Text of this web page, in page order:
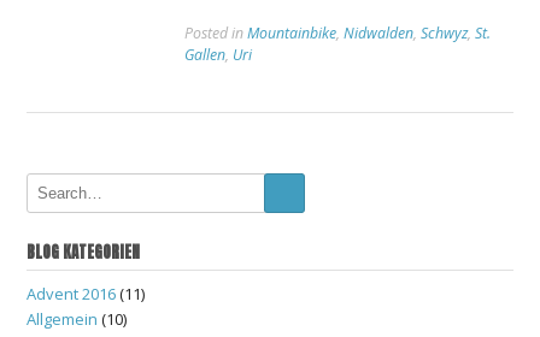
Posted inMountainbike,Nidwalden,Schwyz,St.
Gallen, Uri
BLOG KATEGORIEN
Advent 2016(11)
Allgemein (10)